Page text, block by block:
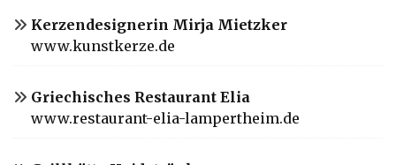
Kerzendesignerin Mirja Mietzker
www.kunstkerze.de
Griechisches Restaurant Elia
www.restaurant-elia-lampertheim.de